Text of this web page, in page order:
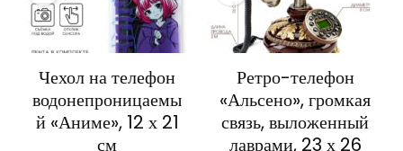
Чехол на телефон
водонепроницаемы
й «Аниме», 12 х 21
см
Ретро-телефон
«Альсено», громкая
связь, выложенный
лаврами, 23 х 26